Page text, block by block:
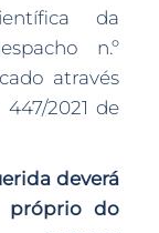
da
n.º
através
2021 de
deverá
próprio do